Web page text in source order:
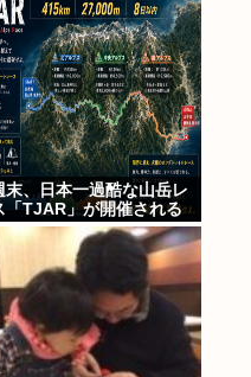
末、日本一過酷な山岳レ
「TJAR」が開催される